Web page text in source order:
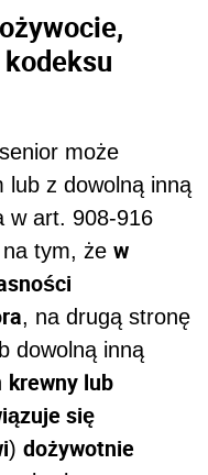
może
lub z dowolną inną
w art. 908-916
tym, że w
, na drugą stronę
dowolną inną
krewny lub
się
) dożywotnie